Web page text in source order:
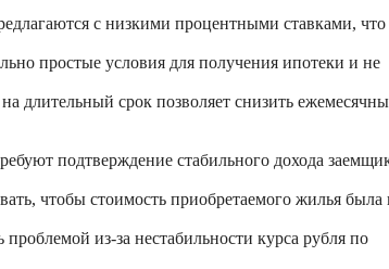
с низкими процентными ставками, что
простые условия для получения ипотеки и не
длительный срок позволяет снизить
подтверждение стабильного дохода
чтобы стоимость приобретаемого жилья была
из-за нестабильности курса рубля по